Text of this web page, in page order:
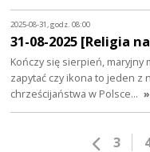
2025-08-31, godz. 08:00
31-08-2025 [Religia
Kończy się sierpień,
zapytać czy ikona to jeden z
chrześcijaństwa w Polsce…
3